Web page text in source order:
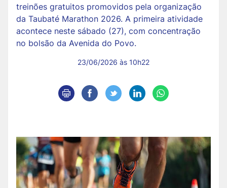
treinões gratuitos promovidos pela organização
da Taubaté Marathon 2026. A primeira atividade
acontece neste sábado (27), com concentração
no bolsão da Avenida do Povo.
23/06/2026 às 10h22